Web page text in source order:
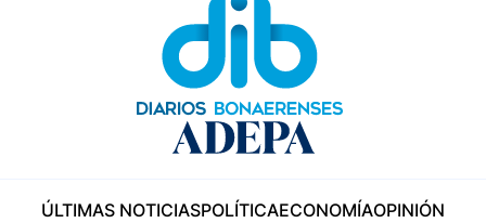
ÚLTIMAS NOTICIASPOLÍTICAECONOMÍAOPINIÓN